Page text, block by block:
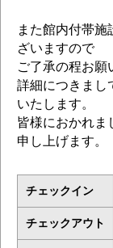
また館内付帯
ざいますので
ご了承の程お願
詳細につきまし
いたします。
皆様におかれま
申し上げます。
チェックイン
チェックアウト